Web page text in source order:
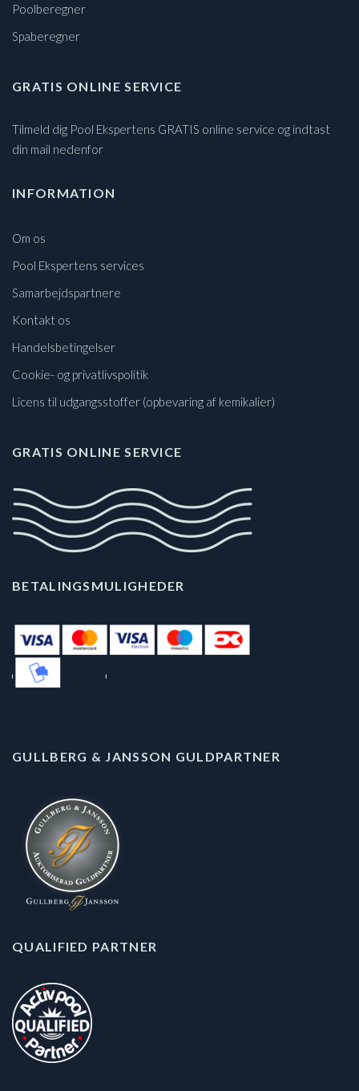
Poolberegner
Spaberegner
GRATIS ONLINE SERVICE
Tilmeld dig Pool Ekspertens GRATIS online service og indtast
din mail nedenfor
INFORMATION
Om os
Pool Ekspertens services
Samarbejdspartnere
Kontakt os
Handelsbetingelser
Cookie- og privatlivspolitik
Licens til udgangsstoffer (opbevaring af kemikalier)
GRATIS ONLINE SERVICE
BETALINGSMULIGHEDER
GULLBERG & JANSSON GULDPARTNER
QUALIFIED PARTNER